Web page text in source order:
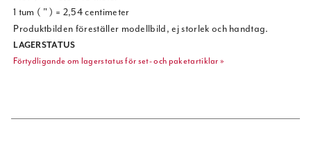
1 tum ( " ) = 2,54 centimeter
Produktbilden föreställer modellbild, ej storlek och handtag.
LAGERSTATUS
Förtydligande om lagerstatus för set- och paketartiklar »